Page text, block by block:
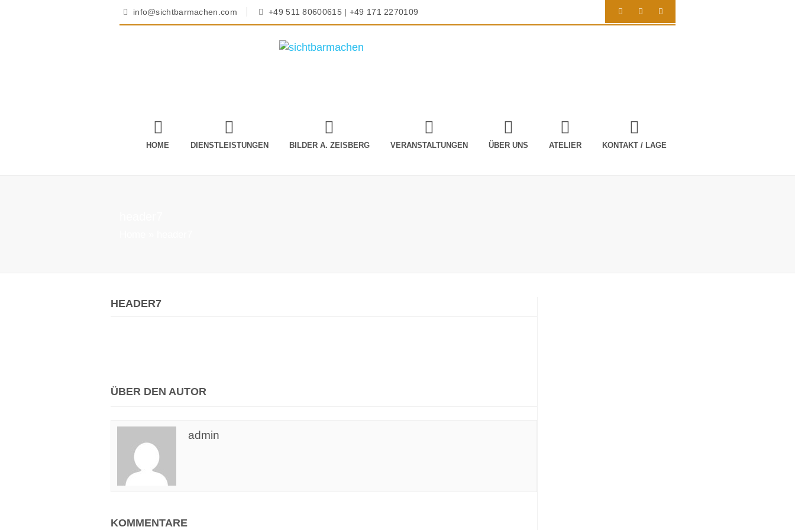
info@sichtbarmachen.com +49 511 80600615 | +49 171 2270109
HOME DIENSTLEISTUNGEN BILDER A. ZEISBERG VERANSTALTUNGEN ÜBER UNS ATELIER KONTAKT / LAGE
HEADER7
ÜBER DEN AUTOR
admin
KOMMENTARE